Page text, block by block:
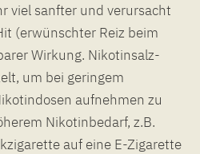
viel sanfter und verursacht
(erwünschter Reiz beim
Wirkung. Nikotinsalz-
um bei geringem
aufnehmen zu
Nikotinbedarf, z.B.
auf eine E-Zigarette